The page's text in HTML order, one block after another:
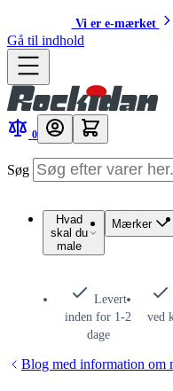
Vi er e-mærket
Gå til indhold
0
Søg
Hvad
skal du
male
Mærker
Levert
inden for 1-2
dage
ved
Blog med information om